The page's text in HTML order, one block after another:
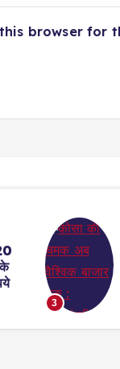
browser for
3